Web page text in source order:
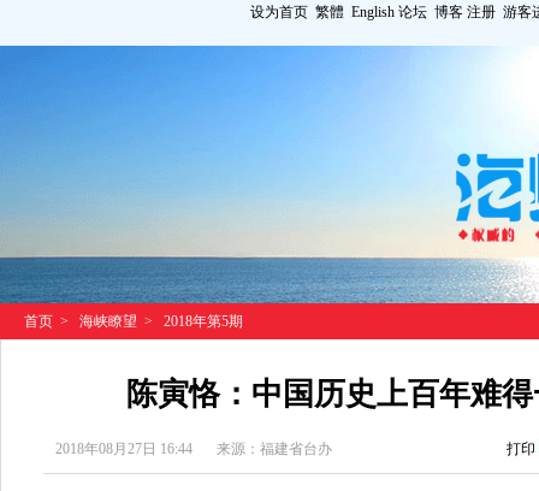
设为首页 繁體 English 论坛 博客 注册 游客
首页 > 海峡瞭望 > 2018年第5期
陈寅恪：中国历史上百年难
2018年08月27日 16:44 来源：福建省台办 打印